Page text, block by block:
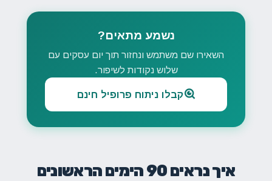
נשמע מתאים?
השאירו שם משתמש ונחזור תוך יום עסקים עם
שלוש נקודות לשיפור.
קבלו ניתוח פרופיל חינם
איך נראים 90 הימים הראשונים